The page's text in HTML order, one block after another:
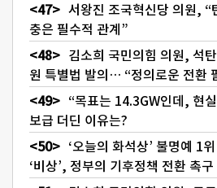
서왕진 조국혁신당 의원, “
충은 필수적 관계”
김소희 국민의힘 의원, 석
원 특별법 발의… “정의로운 전환
“목표는 14.3GW인데, 현
보급 더딘 이유는?
‘오늘의 화석상’ 불명예 1
‘비상’, 정부의 기후정책 전환 촉구